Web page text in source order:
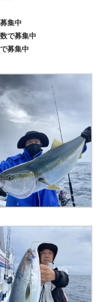
集中
で募集中
募集中